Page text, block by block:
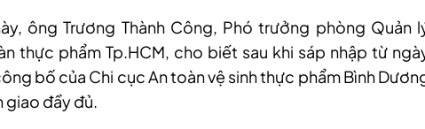
ông Trương Thành Công, Phó trưởng phòng Quản
thực phẩm Tp.HCM, cho biết sau khi sáp nhập từ
bố của Chi cục An toàn vệ sinhthực phẩm Bình
giao đầy đủ.